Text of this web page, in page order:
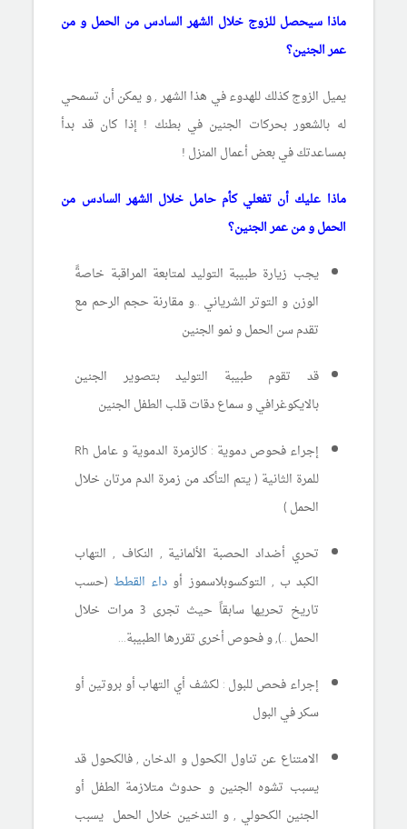
ماذا سيحصل للزوج خلال الشهر السادس من الحمل و من
عمر الجنين؟
يميل الزوج كذلك للهدوء في هذا الشهر , و يمكن أن تسمحي
له بالشعور بحركات الجنين في بطنك ! إذا كان قد بدأ
بمساعدتك في بعض أعمال المنزل !
ماذا عليك أن تفعلي كأم حامل خلال الشهر السادس من
الحمل و من عمر الجنين؟
يجب زيارة طبيبة التوليد لمتابعة المراقبة خاصةً
الوزن و التوتر الشرياني ..و مقارنة حجم الرحم مع
تقدم سن الحمل و نمو الجنين
قد تقوم طبيبة التوليد بتصوير الجنين
بالايكوغرافي و سماع دقات قلب الطفل الجنين
إجراء فحوص دموية : كالزمرة الدموية و عامل Rh
للمرة الثانية ( يتم التأكد من زمرة الدم مرتان خلال
الحمل )
تحري أضداد الحصبة الألمانية , النكاف , التهاب
الكبد ب , التوكسوبلاسموز أو داء القطط(حسب
تاريخ تحريها سابقاً حيث تجرى 3 مرات خلال
الحمل ..), و فحوص أخرى تقررها الطبيبة...
إجراء فحص للبول : لكشف أي التهاب أو بروتين أو
سكر في البول
الامتناع عن تناول الكحول و الدخان , فالكحول قد
يسبب تشوه الجنين و حدوث متلازمة الطفل أو
الجنين الكحولي , و التدخين خلال الحمل يسبب